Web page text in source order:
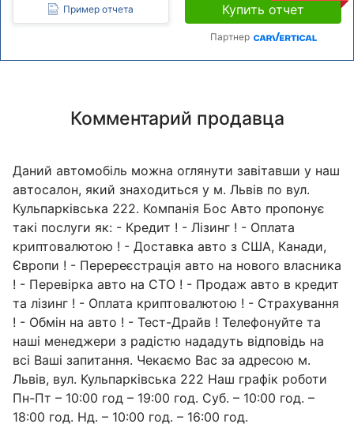
Пример отчета Купить отчет
Партнер
Комментарий продавца
Даний автомобіль можна оглянути завітавши у наш
автосалон, який знаходиться у м. Львів по вул.
Кульпарківська 222. Компанія Бос Авто пропонує
такі послуги як: - Кредит ! - Лізинг ! - Оплата
криптовалютою ! - Доставка авто з США, Канади,
Європи ! - Перереєстрація авто на нового власника
! - Перевірка авто на СТО ! - Продаж авто в кредит
та лізинг ! - Оплата криптовалютою ! - Страхування
! - Обмін на авто ! - Тест-Драйв ! Телефонуйте та
наші менеджери з радістю нададуть відповідь на
всі Ваші запитання. Чекаємо Вас за адресою м.
Львів, вул. Кульпарківська 222 Наш графік роботи
Пн-Пт – 10:00 год – 19:00 год. Суб. – 10:00 год. –
18:00 год. Нд. – 10:00 год. – 16:00 год.